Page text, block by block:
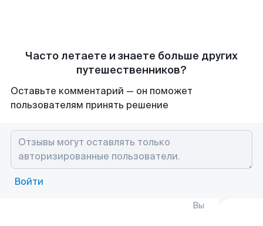
Часто летаете и знаете больше других
путешественников?
Оставьте комментарий — он поможет
пользователям принять решение
Войти
Вы